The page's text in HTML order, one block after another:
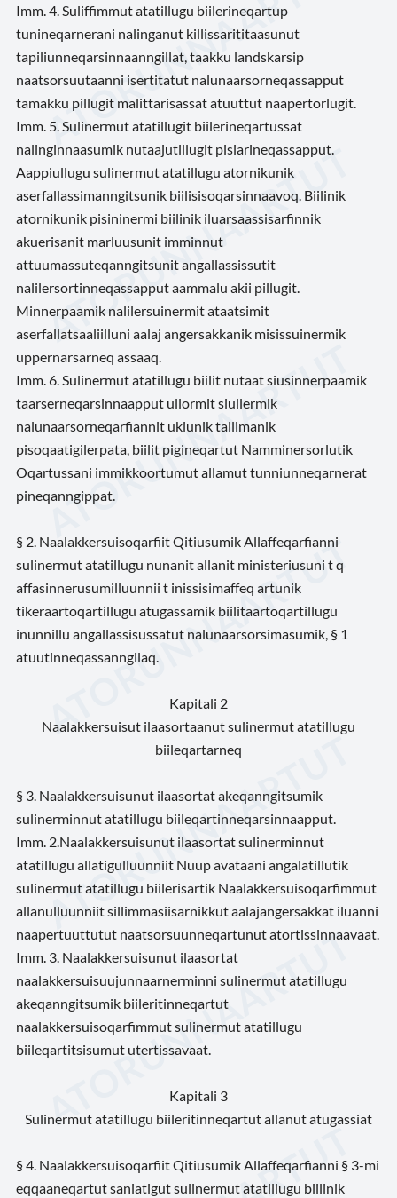
Imm. 4. Suliffimmut atatillugu biilerineqartup
tunineqarnerani nalinganut killissarititaasunut
tapiliunneqarsinnaanngillat, taakku landskarsip
naatsorsuutaanni isertitatut nalunaarsorneqassapput
tamakku pillugit malittarisassat atuuttut naapertorlugit.
Imm. 5. Sulinermut atatillugit biilerineqartussat
nalinginnaasumik nutaajutillugit pisiarineqassapput.
Aappiullugu sulinermut atatillugu atornikunik
aserfallassimanngitsunik biilisisoqarsinnaavoq. Biilinik
atornikunik pisininermi biilinik iluarsaassisarfinnik
akuerisanit marluusunit imminnut
attuumassuteqanngitsunit angallassissutit
nalilersortinneqassapput aammalu akii pillugit.
Minnerpaamik nalilersuinermit ataatsimit
aserfallatsaaliilluni aalaj angersakkanik misissuinermik
uppernarsarneq assaaq.
Imm. 6. Sulinermut atatillugu biilit nutaat siusinnerpaamik
taarserneqarsinnaapput ullormit siullermik
nalunaarsorneqarfiannit ukiunik tallimanik
pisoqaatigilerpata, biilit pigineqartut Namminersorlutik
Oqartussani immikkoortumut allamut tunniunneqarnerat
pineqanngippat.
§ 2. Naalakkersuisoqarfiit Qitiusumik Allaffeqarfianni
sulinermut atatillugu nunanit allanit ministeriusuni t q
affasinnerusumilluunnii t inissisimaffeq artunik
tikeraartoqartillugu atugassamik biilitaartoqartillugu
inunnillu angallassisussatut nalunaarsorsimasumik, § 1
atuutinneqassanngilaq.
Kapitali 2
Naalakkersuisut ilaasortaanut sulinermut atatillugu
biileqartarneq
§ 3. Naalakkersuisunut ilaasortat akeqanngitsumik
sulinerminnut atatillugu biileqartinneqarsinnaapput.
Imm. 2.Naalakkersuisunut ilaasortat sulinerminnut
atatillugu allatigulluunniit Nuup avataani angalatillutik
sulinermut atatillugu biilerisartik Naalakkersuisoqarfimmut
allanulluunniit sillimmasiisarnikkut aalajangersakkat iluanni
naapertuuttutut naatsorsuunneqartunut atortissinnaavaat.
Imm. 3. Naalakkersuisunut ilaasortat
naalakkersuisuujunnaarnerminni sulinermut atatillugu
akeqanngitsumik biileritinneqartut
naalakkersuisoqarfimmut sulinermut atatillugu
biileqartitsisumut utertissavaat.
Kapitali 3
Sulinermut atatillugu biileritinneqartut allanut atugassiat
§ 4. Naalakkersuisoqarfiit Qitiusumik Allaffeqarfianni § 3-mi
eqqaaneqartut saniatigut sulinermut atatillugu biilinik